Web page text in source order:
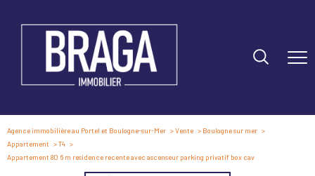
Agence immobilière au Portel et Boulogne-sur-Mer Vente
Boulogne sur mer
Appartement
T4
Appartement 80 6 m residence recente avec ascenseur parking privatif box cav